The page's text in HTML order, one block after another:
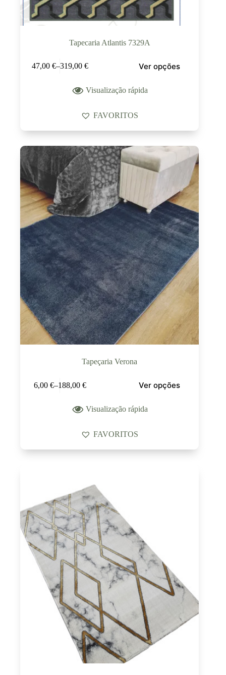
Tapecaria Atlantis 7329A
47,00 €–319,00 € Ver opções
Visualização rápida
FAVORITOS
Tapeçaria Verona
6,00 €–188,00 € Ver opções
Visualização rápida
FAVORITOS